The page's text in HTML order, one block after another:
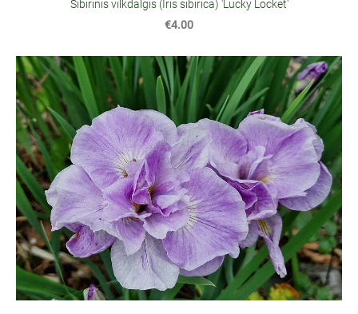
Sibirinis vilkdalgis (Iris sibirica) 'Lucky Locket'
€4.00